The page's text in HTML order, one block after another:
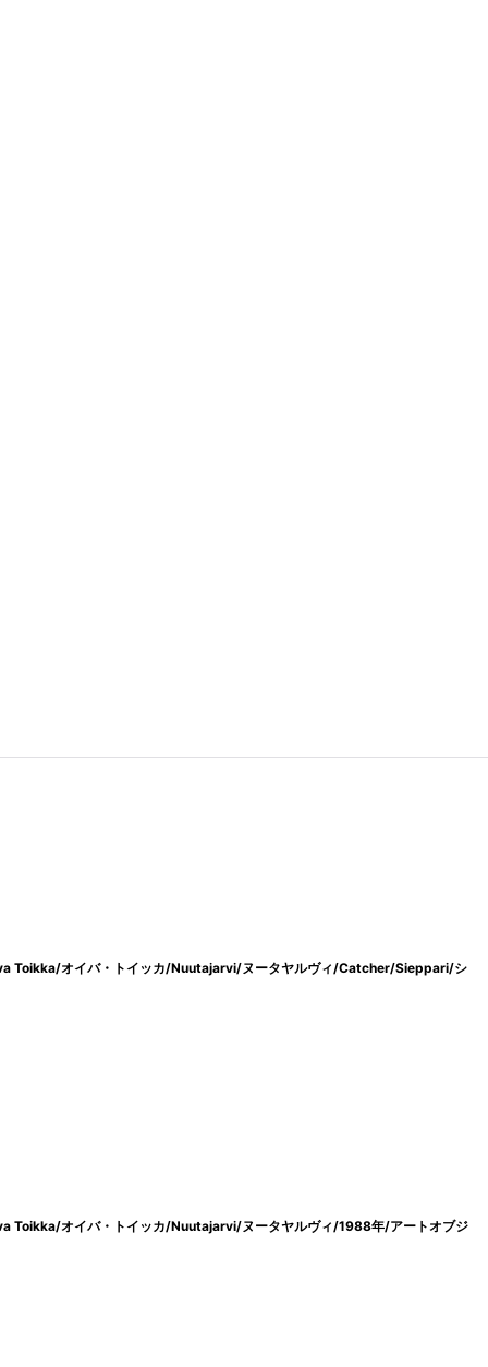
Toikka/オイバ・トイッカ/Nuutajarvi/ヌータヤルヴィ/Catcher/Sieppari/シ
Toikka/オイバ・トイッカ/Nuutajarvi/ヌータヤルヴィ/1988年/アートオブジ